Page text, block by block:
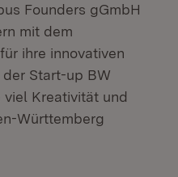
Founders gGmbH
mit dem
ihre innovativen
Start-up BW
viel Kreativität und
Württemberg